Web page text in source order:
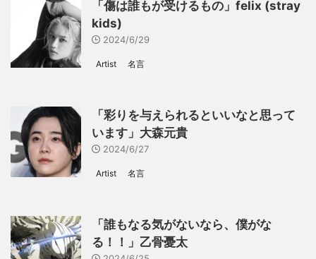
「傷は誰もが受けるもの」felix (stray
kids)
2024/6/29
Artist 名言
「彩りを与えられるといいなと思って
います」大森元貴
2024/6/27
Artist 名言
「誰もなる気がないなら、僕がな
る！！」乙骨憂太